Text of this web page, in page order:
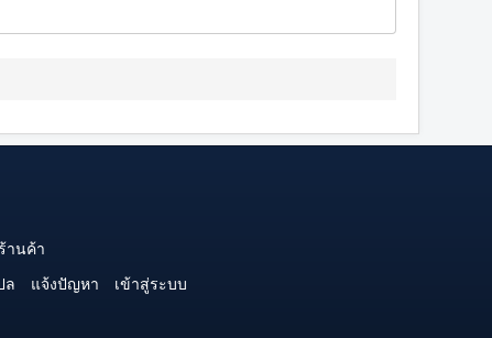
านค้า
ล แจ้งปัญหา
เข้าสู่ระบบ